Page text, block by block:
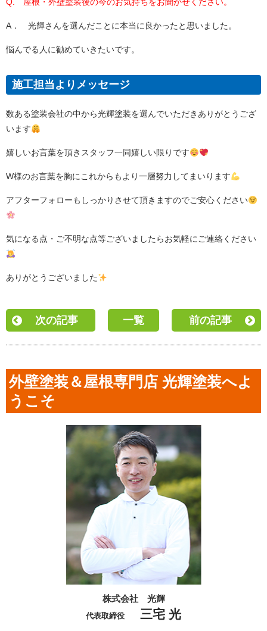
A． 光輝さんを選んだことに本当に良かったと思いました。
悩んでる人に勧めていきたいです。
施工担当よりメッセージ
数ある塗装会社の中から光輝塗装を選んでいただきありがとうござ
います
嬉しいお言葉を頂きスタッフ一同嬉しい限りです
W様のお言葉を胸にこれからもより一層努力してまいります
アフターフォローもしっかりさせて頂きますのでご安心ください
気になる点・ご不明な点等ございましたらお気軽にご連絡ください
ありがとうございました
次の記事 一覧 前の記事
外壁塗装＆屋根専門店 光輝塗装へよ
うこそ
株式会社 光輝
代表取締役 三宅 光